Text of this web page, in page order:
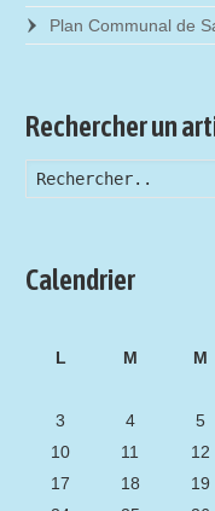
Plan Communal de
Rechercher un
Calendrier
L M M
3
4 5
10
11 12
17
18 19